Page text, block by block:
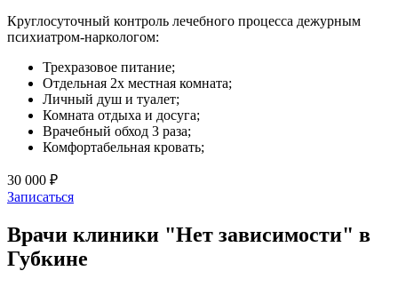
Круглосуточный контроль лечебного процесса дежурным
психиатром-наркологом:
Трехразовое питание;
Отдельная 2х местная комната;
Личный душ и туалет;
Комната отдыха и досуга;
Врачебный обход 3 раза;
Комфортабельная кровать;
30 000 ₽
Записаться
Врачи клиники "Нет зависимости" в
Губкине